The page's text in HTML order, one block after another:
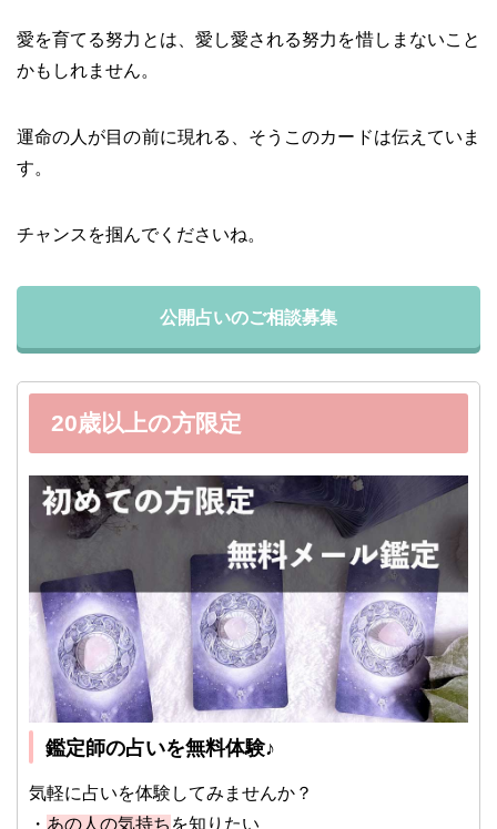
愛を育てる努力とは、愛し愛される努力を惜しまないこと
かもしれません。
運命の人が目の前に現れる、そうこのカードは伝えていま
す。
チャンスを掴んでくださいね。
公開占いのご相談募集
20歳以上の方限定
鑑定師の占いを無料体験♪
気軽に占いを体験してみませんか？
・ あの人の気持ち を知りたい